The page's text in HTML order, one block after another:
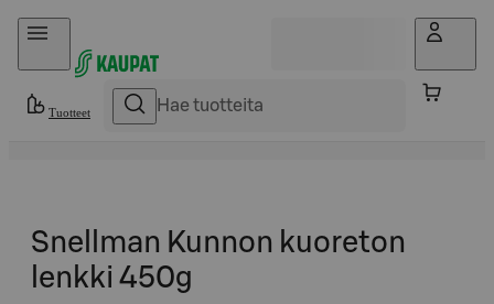
Hyppää sisältöön
Tuotteet
Snellman Kunnon kuoreton
lenkki 450g